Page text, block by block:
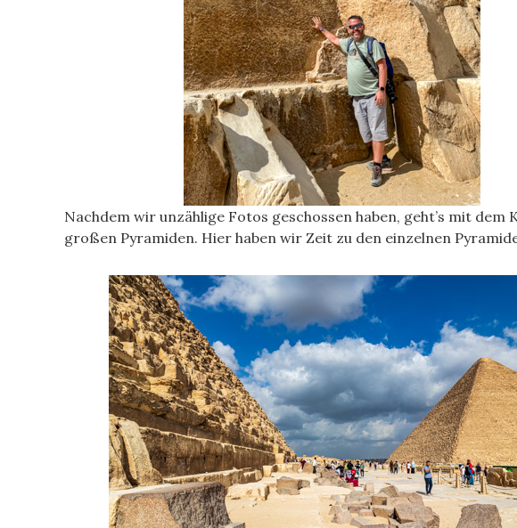
Nachdem wir unzählige Fotos geschossen haben, geht’s mit
großen Pyramiden. Hier haben wir Zeit zu den einzelnen